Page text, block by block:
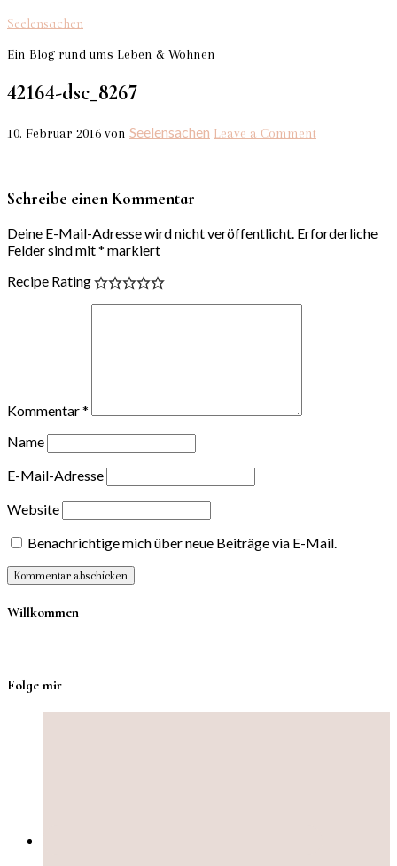
Seelensachen
Ein Blog rund ums Leben & Wohnen
42164-dsc_8267
10. Februar 2016 von Seelensachen Leave a Comment
Schreibe einen Kommentar
Deine E-Mail-Adresse wird nicht veröffentlicht. Erforderliche
Felder sind mit* markiert
Recipe Rating
Kommentar*
Name
E-Mail-Adresse
Website
Benachrichtige mich über neue Beiträge via E-Mail.
Willkommen
Folge mir